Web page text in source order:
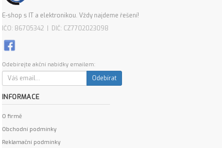
E-shop s IT a elektronikou. Vždy najdeme řešení!
IČO: 86705342 | DIČ: CZ7702023098
Odebírejte akční nabídky emailem:
Odebírat
INFORMACE
O firmě
Obchodní podmínky
Reklamační podmínky